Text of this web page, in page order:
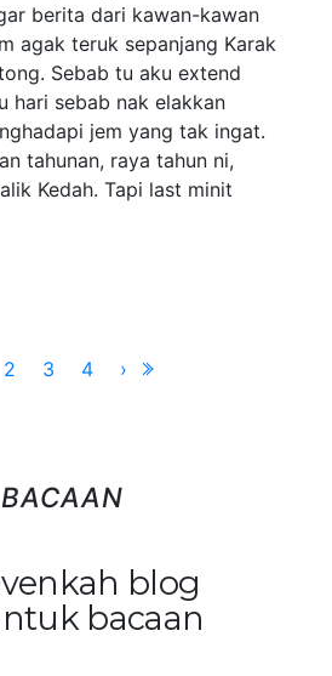
berita dari kawan-kawan
agak teruk sepanjang Karak
Sebab tu aku extend
hari sebab nak elakkan
jem yang tak ingat.
tahunan, raya tahun ni,
Kedah. Tapi last minit
2 3 4 ›
blog
bacaan